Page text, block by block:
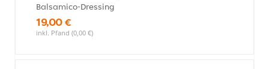
Balsamico-Dressing
19,00 €
inkl. Pfand (0,00 €)